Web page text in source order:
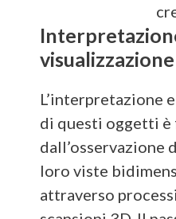
visualizzazione
L’interpretazione
di questi oggetti
dall’osservazione
loro viste
attraverso